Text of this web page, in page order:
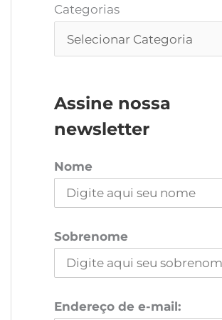
Categorias
Assine nossa
newsletter
Nome
Sobrenome
Endereço de e-mail: